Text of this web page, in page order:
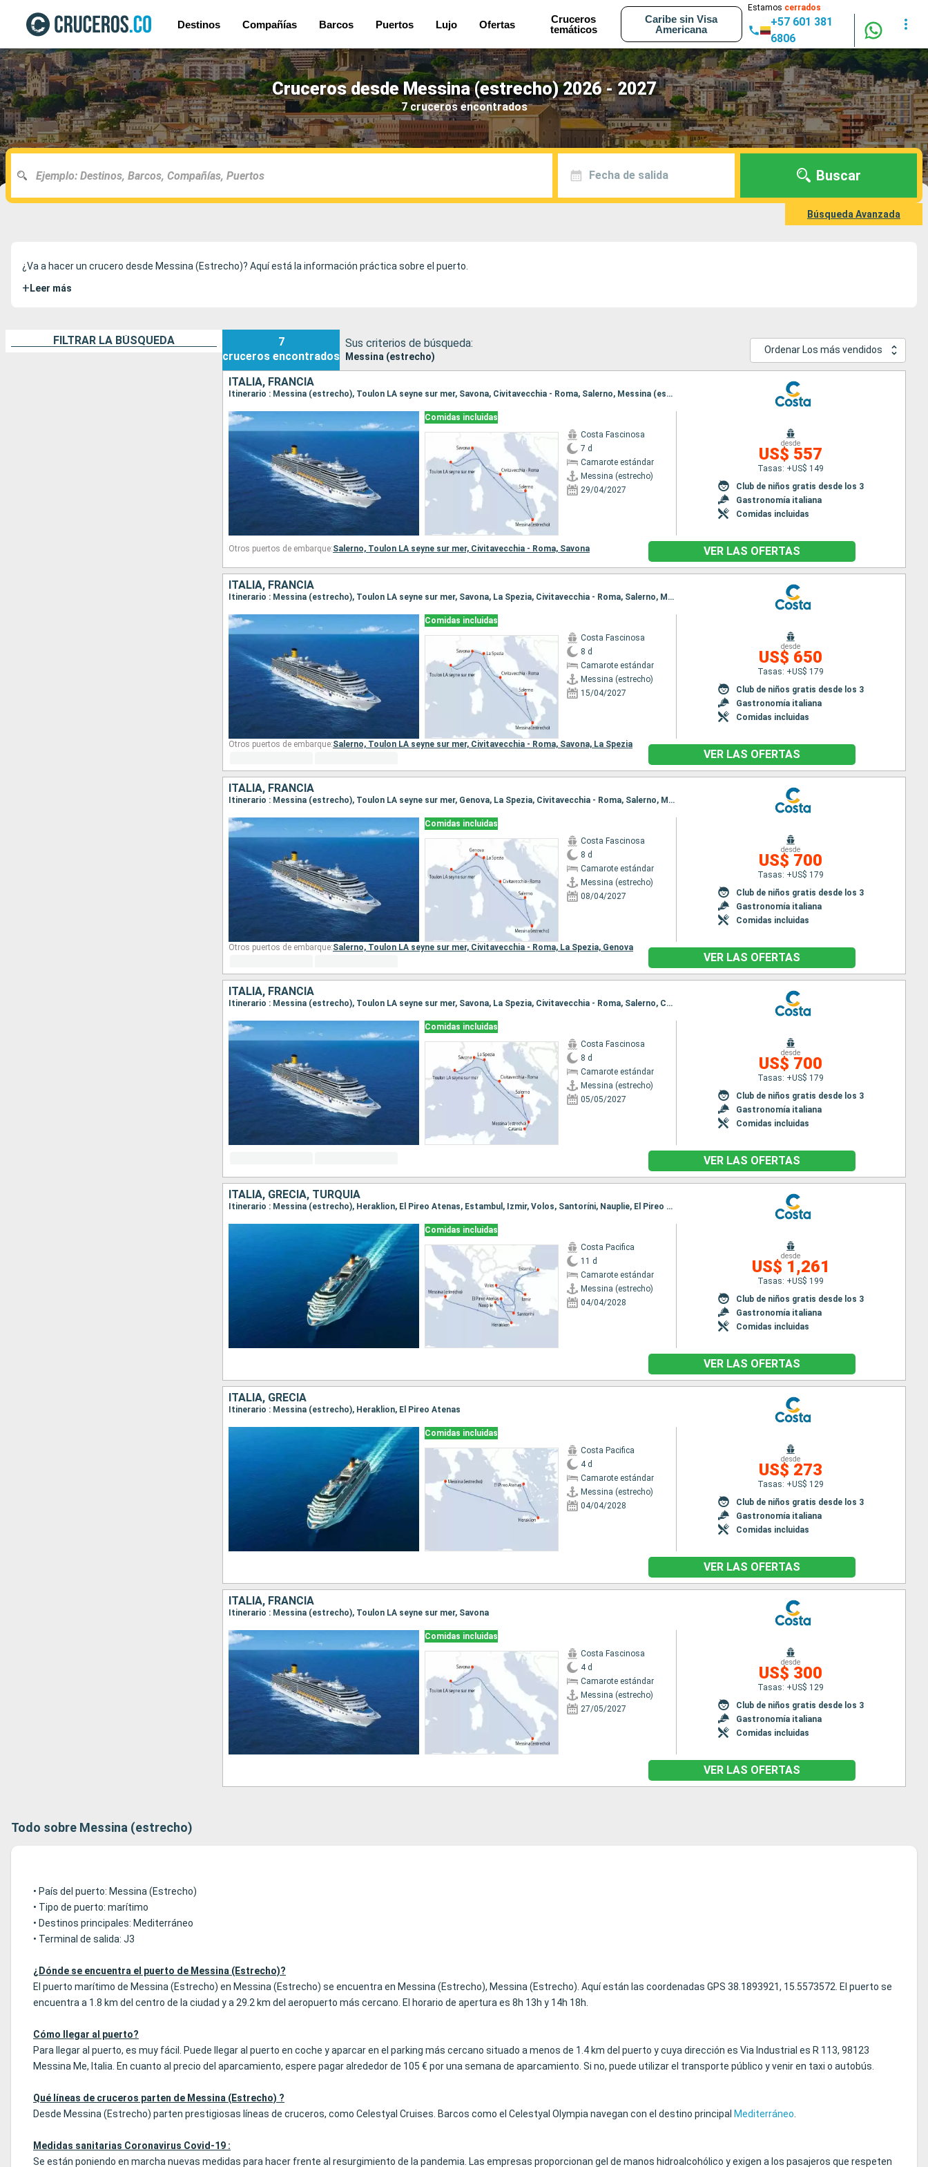
Destinos Compañías Barcos Puertos Lujo Ofertas
Cruceros
temáticos
Caribe sin Visa
Americana
Estamos cerrados
+57 601 381
6806
Cruceros desde Messina (estrecho) 2026 - 2027
7 cruceros encontrados
Fecha de salida Buscar
Búsqueda Avanzada
¿Va a hacer un crucero desde Messina (Estrecho)? Aquí está la información práctica sobre el puerto.
+ Leer más
FILTRAR LA BÚSQUEDA
7
cruceros encontrados
Sus criterios de búsqueda:
Messina (estrecho)
Ordenar Los más vendidos
ITALIA, FRANCIA
Itinerario : Messina (estrecho), Toulon LA seyne sur mer, Savona, Civitavecchia - Roma, Salerno, Messina (estrecho)
Comidas incluidas
Costa Fascinosa
7 d
Camarote estándar
Messina (estrecho)
29/04/2027
desde
US$ 557
Tasas: +US$ 149
Club de niños gratis desde los 3
Gastronomía italiana
Comidas incluidas
Otros puertos de embarque:Salerno, Toulon LA seyne sur mer, Civitavecchia - Roma, Savona VER LAS OFERTAS
ITALIA, FRANCIA
Itinerario : Messina (estrecho), Toulon LA seyne sur mer, Savona, La Spezia, Civitavecchia - Roma, Salerno, Messina (estrecho)
Comidas incluidas
Costa Fascinosa
8 d
Camarote estándar
Messina (estrecho)
15/04/2027
desde
US$ 650
Tasas: +US$ 179
Club de niños gratis desde los 3
Gastronomía italiana
Comidas incluidas
Otros puertos de embarque:Salerno, Toulon LA seyne sur mer, Civitavecchia - Roma, Savona, La Spezia
VER LAS OFERTAS
ITALIA, FRANCIA
Itinerario : Messina (estrecho), Toulon LA seyne sur mer, Genova, La Spezia, Civitavecchia - Roma, Salerno, Messina (estrecho)
Comidas incluidas
Costa Fascinosa
8 d
Camarote estándar
Messina (estrecho)
08/04/2027
desde
US$ 700
Tasas: +US$ 179
Club de niños gratis desde los 3
Gastronomía italiana
Comidas incluidas
Otros puertos de embarque:Salerno, Toulon LA seyne sur mer, Civitavecchia - Roma, La Spezia, Genova
VER LAS OFERTAS
ITALIA, FRANCIA
Itinerario : Messina (estrecho), Toulon LA seyne sur mer, Savona, La Spezia, Civitavecchia - Roma, Salerno, Catania
Comidas incluidas
Costa Fascinosa
8 d
Camarote estándar
Messina (estrecho)
05/05/2027
desde
US$ 700
Tasas: +US$ 179
Club de niños gratis desde los 3
Gastronomía italiana
Comidas incluidas
VER LAS OFERTAS
ITALIA, GRECIA, TURQUÍA
Itinerario : Messina (estrecho), Heraklion, El Pireo Atenas, Estambul, Izmir, Volos, Santoríni, Nauplie, El Pireo Atenas
Comidas incluidas
Costa Pacifica
11 d
Camarote estándar
Messina (estrecho)
04/04/2028
desde
US$ 1,261
Tasas: +US$ 199
Club de niños gratis desde los 3
Gastronomía italiana
Comidas incluidas
VER LAS OFERTAS
ITALIA, GRECIA
Itinerario : Messina (estrecho), Heraklion, El Pireo Atenas
Comidas incluidas
Costa Pacifica
4 d
Camarote estándar
Messina (estrecho)
04/04/2028
desde
US$ 273
Tasas: +US$ 129
Club de niños gratis desde los 3
Gastronomía italiana
Comidas incluidas
VER LAS OFERTAS
ITALIA, FRANCIA
Itinerario : Messina (estrecho), Toulon LA seyne sur mer, Savona
Comidas incluidas
Costa Fascinosa
4 d
Camarote estándar
Messina (estrecho)
27/05/2027
desde
US$ 300
Tasas: +US$ 129
Club de niños gratis desde los 3
Gastronomía italiana
Comidas incluidas
VER LAS OFERTAS
Todo sobre Messina (estrecho)
• País del puerto: Messina (Estrecho)
• Tipo de puerto: marítimo
• Destinos principales: Mediterráneo
• Terminal de salida: J3
¿Dónde se encuentra el puerto de Messina (Estrecho)?
El puerto marítimo de Messina (Estrecho) en Messina (Estrecho) se encuentra en Messina (Estrecho), Messina (Estrecho). Aquí están las coordenadas GPS 38.1893921, 15.5573572. El puerto se
encuentra a 1.8 km del centro de la ciudad y a 29.2 km del aeropuerto más cercano. El horario de apertura es 8h 13h y 14h 18h.
Cómo llegar al puerto?
Para llegar al puerto, es muy fácil. Puede llegar al puerto en coche y aparcar en el parking más cercano situado a menos de 1.4 km del puerto y cuya dirección es Via Industrial es R 113, 98123
Messina Me, Italia. En cuanto al precio del aparcamiento, espere pagar alrededor de 105 € por una semana de aparcamiento. Si no, puede utilizar el transporte público y venir en taxi o autobús.
Qué líneas de cruceros parten de Messina (Estrecho) ?
Desde Messina (Estrecho) parten prestigiosas líneas de cruceros, como Celestyal Cruises. Barcos como el Celestyal Olympia navegan con el destino principal Mediterráneo
Medidas sanitarias Coronavirus Covid-19 :
Se están poniendo en marcha nuevas medidas para hacer frente al resurgimiento de la pandemia. Las empresas proporcionan gel de manos hidroalcohólico y exigen a los pasajeros que respeten